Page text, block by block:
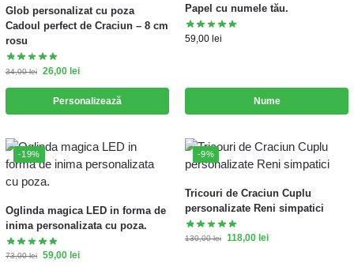
Glob personalizat cu poza
Cadoul perfect de Craciun – 8 cm
rosu
34,00lei 26,00 lei
Personalizează
Papel cu numele tău.
59,00 lei
Nume
-19%
Oglinda magica LED in forma de
inima personalizata cu poza.
73,00lei 59,00 lei
-9%
Tricouri de Craciun Cuplu
personalizate Reni simpatici
130,00lei 118,00 lei